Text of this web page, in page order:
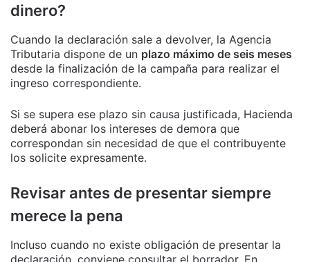
dinero?
Cuando la declaración sale a devolver, la Agencia
Tributaria dispone de un plazo máximo de seis meses
desde la finalización de la campaña para realizar el
ingreso correspondiente.
Si se supera ese plazo sin causa justificada, Hacienda
deberá abonar los intereses de demora que
correspondan sin necesidad de que el contribuyente
los solicite expresamente.
Revisar antes de presentar siempre
merece la pena
Incluso cuando no existe obligación de presentar la